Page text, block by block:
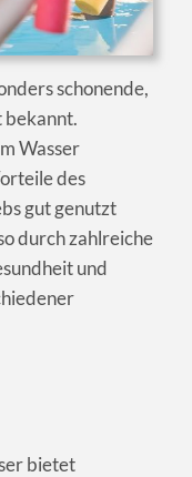
schonende,
Wasser
des
gut genutzt
durch zahlreiche
und
bietet